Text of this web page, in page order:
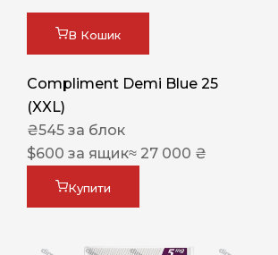
В Кошик
Compliment Demi Blue 25
(XXL)
₴545 за блок
$600 за ящик≈ 27 000 ₴
Купити